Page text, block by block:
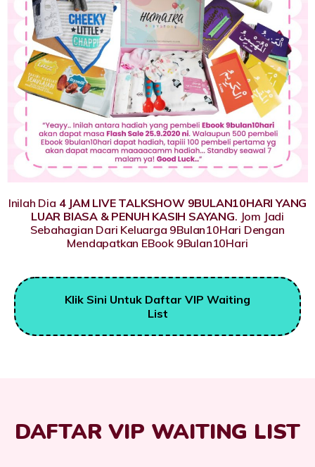
Inilah Dia 4 JAM LIVE TALKSHOW 9BULAN10HARI YANG
LUAR BIASA & PENUH KASIH SAYANG. Jom Jadi
Sebahagian Dari Keluarga 9Bulan10Hari Dengan
Mendapatkan EBook 9Bulan10Hari
Klik Sini Untuk Daftar VIP Waiting
List
DAFTAR VIP WAITING LIST